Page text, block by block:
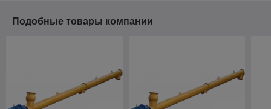
Подобные товары компании